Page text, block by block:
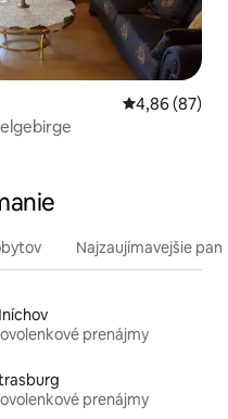
Priemerné
4,86 (87)
Najzaujímavejšie
prenájmy
prenájmy